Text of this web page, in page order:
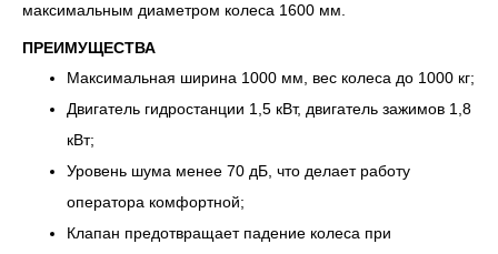
максимальным диаметром колеса 1600 мм.
ПРЕИМУЩЕСТВА
Максимальная ширина 1000 мм, вес колеса до 1000 кг;
Двигатель гидростанции 1,5 кВт, двигатель зажимов 1,8
кВт;
Уровень шума менее 70 дБ, что делает работу
оператора комфортной;
Клапан предотвращает падение колеса при